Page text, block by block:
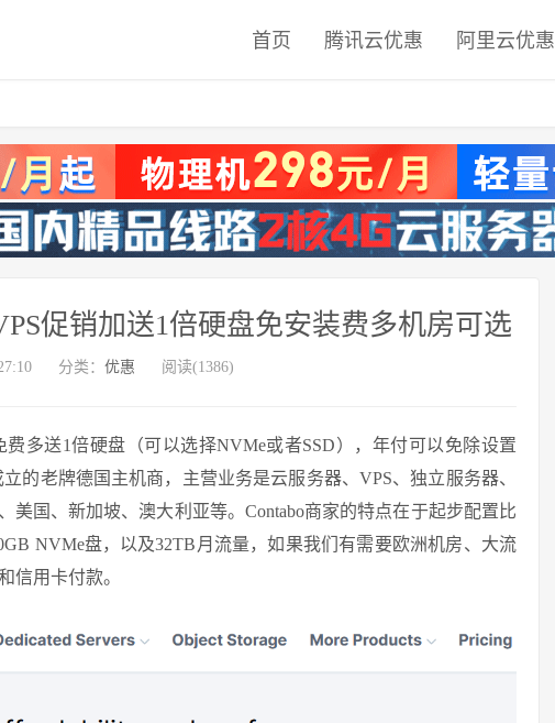
首页 腾讯云优惠 阿里云优惠
促销加送1倍硬盘免安装费多机房可选
分类： 优惠 阅读(1386)
费多送1倍硬盘（可以选择NVMe或者SSD），年付可以免除设置
的老牌德国主机商，主营业务是云服务器、VPS、独立服务器、
美国、新加坡、澳大利亚等。Contabo商家的特点在于起步配置比
NVMe盘，以及32TB月流量，如果我们有需要欧洲机房、大流
信用卡付款。